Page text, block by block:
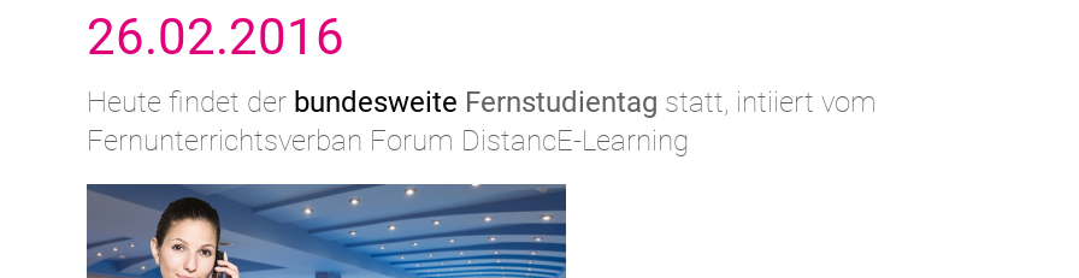
26.02.2016
Heute findet der bundesweite Fernstudientag statt, intiiert vom
Fernunterrichtsverban Forum DistancE-Learning